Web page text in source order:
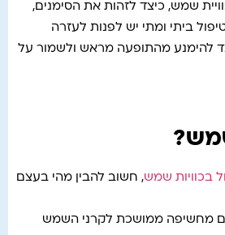
שמש, כיצד לזהות את הסימנים,
ביתי ומתי יש לפנות לעזרה
להימנע מהתופעה מראש ולשמור על
בכוויות שמש, חשוב להבין מהי בעצם
מחשיפה ממושכת לקרני השמש